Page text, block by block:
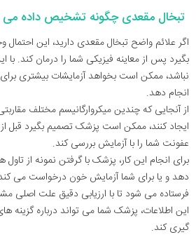
تبخال مقعدی چگونه تشخیص داده
اگر علائم واضح تبخال مقعدی دارید، این
بگیرد پس از معاینه فیزیکی شما را درمان کند.
نباشد، ممکن است بخواهد آزمایشات بیشتری
انجام دهد.
از آنجایی که چندین میکروارگانیسم مختلف
ایجاد کنند، ممکن است پزشک تصمیم بگیرد قبل
عفونت شما را با آزمایش بررسی کند.
برای انجام این کار، پزشک با گرفتن نمونه از
دهد و یا برای شما آزمایش خون درخواست می
فرستاده می ‌شود تا با ارزیابی دقیق علت
این اطلاعات، پزشک شما می تواند درباره
گیری کند.